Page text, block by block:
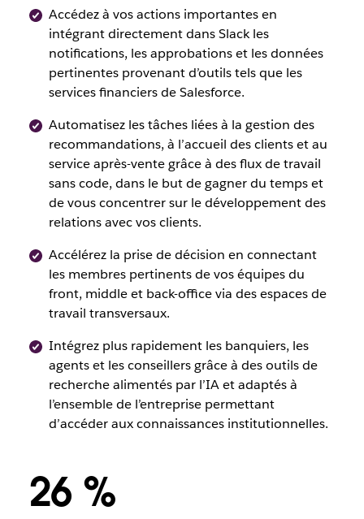
Accédez à vos actions importantes en
intégrant directement dans Slack les
notifications, les approbations et les données
pertinentes provenant d’outils tels que les
services financiers de Salesforce.
Automatisez les tâches liées à la gestion des
recommandations, à l’accueil des clients et au
service après-vente grâce à des flux de travail
sans code, dans le but de gagner du temps et
de vous concentrer sur le développement des
relations avec vos clients.
Accélérez la prise de décision en connectant
les membres pertinents de vos équipes du
front, middle et back-office via des espaces de
travail transversaux.
Intégrez plus rapidement les banquiers, les
agents et les conseillers grâce à des outils de
recherche alimentés par l’IA et adaptés à
l’ensemble de l’entreprise permettant
d’accéder aux connaissances institutionnelles.
26 %